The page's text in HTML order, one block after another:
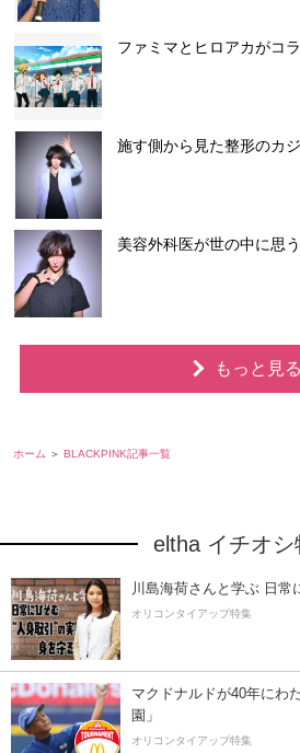
ファミマとヒロアカがコ
施す側から見た整形のカ
美容外科医が世の中に思
もっと見る
ホーム BLACKPINK記事一覧
eltha イチオシ
川島海荷さんと学ぶ 日常
オリコンタイアップ特集
マクドナルドが40年にわ
園」
オリコンタイアップ特集